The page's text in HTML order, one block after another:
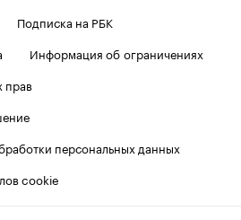
Подписка на РБК
Информация об ограничениях
прав
персональных данных
cookie